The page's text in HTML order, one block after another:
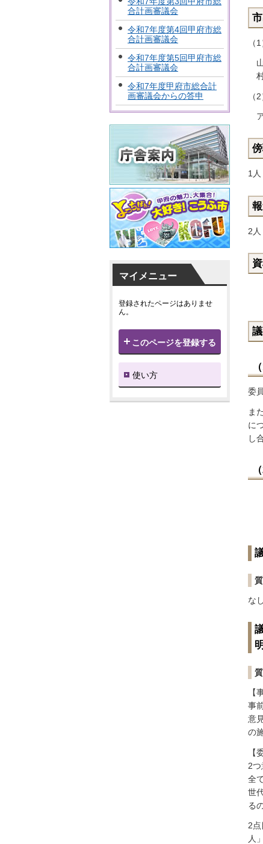
合計画審議会
令和7年度第4回甲府市総
合計画審議会
令和7年度第5回甲府市総
合計画審議会
令和7年度甲府市総合計
画審議会からの答申
マイメニュー
登録されたページはありませ
ん。
このページを登録する
使い方
（
（
1人
2人
委
ま
に
し
なし
【
事
意
の
【
2
全
世
る
2
人